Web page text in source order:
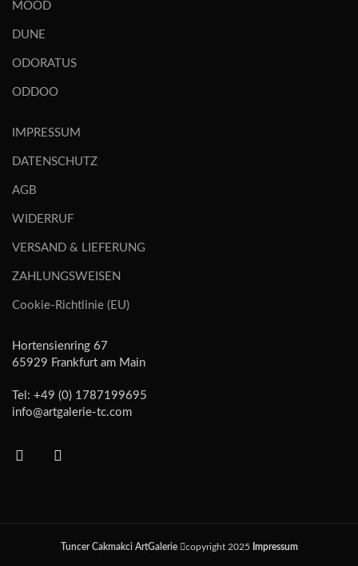
MOOD
DUNE
ODORATUS
ODDOO
IMPRESSUM
DATENSCHUTZ
AGB
WIDERRUF
VERSAND & LIEFERUNG
ZAHLUNGSWEISEN
Cookie-Richtlinie (EU)
Hortensienring 67
65929 Frankfurt am Main
Tel: +49 (0) 1787199695
info@artgalerie-tc.com
Tuncer Cakmakci ArtGalerie copyright 2025 Impressum